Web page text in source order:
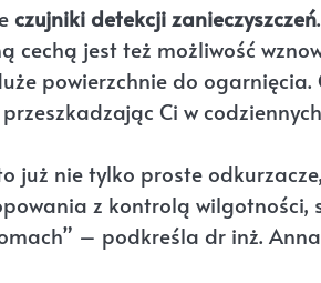
czujniki detekcji zanieczyszczeń
cechą jest też możliwość
powierzchnie do ogarnięcia.
Ci w
już nie tylko proste
z kontrolą wilgotności,
– podkreśla dr inż.